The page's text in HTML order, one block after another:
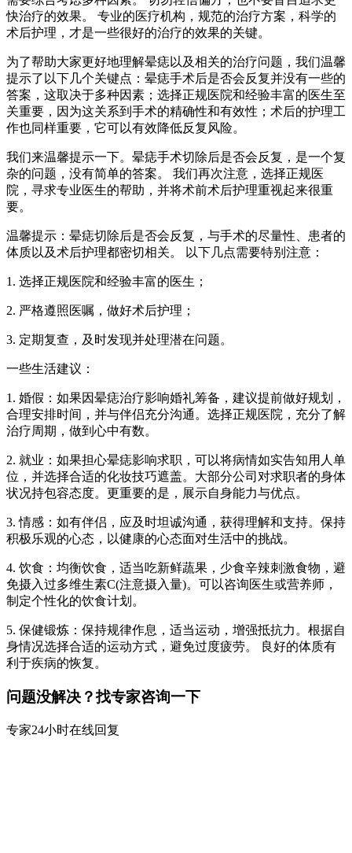
快治疗的效果。 专业的医疗机构，规范的治疗方案，科学的
术后护理，才是一些很好的治疗的效果的关键。
为了帮助大家更好地理解晕痣以及相关的治疗问题，我们温馨
提示了以下几个关键点：晕痣手术后是否会反复并没有一些的
答案，这取决于多种因素；选择正规医院和经验丰富的医生至
关重要，因为这关系到手术的精确性和有效性；术后的护理工
作也同样重要，它可以有效降低反复风险。
我们来温馨提示一下。晕痣手术切除后是否会反复，是一个复
杂的问题，没有简单的答案。 我们再次注意，选择正规医
院，寻求专业医生的帮助，并将术前术后护理重视起来很重
要。
温馨提示：晕痣切除后是否会反复，与手术的尽量性、患者的
体质以及术后护理都密切相关。 以下几点需要特别注意：
1. 选择正规医院和经验丰富的医生；
2. 严格遵照医嘱，做好术后护理；
3. 定期复查，及时发现并处理潜在问题。
一些生活建议：
1. 婚假：如果因晕痣治疗影响婚礼筹备，建议提前做好规划，
合理安排时间，并与伴侣充分沟通。选择正规医院，充分了解
治疗周期，做到心中有数。
2. 就业：如果担心晕痣影响求职，可以将病情如实告知用人单
位，并选择合适的化妆技巧遮盖。大部分公司对求职者的身体
状况持包容态度。更重要的是，展示自身能力与优点。
3. 情感：如有伴侣，应及时坦诚沟通，获得理解和支持。保持
积极乐观的心态，以健康的心态面对生活中的挑战。
4. 饮食：均衡饮食，适当吃新鲜蔬果，少食辛辣刺激食物，避
免摄入过多维生素C(注意摄入量)。可以咨询医生或营养师，
制定个性化的饮食计划。
5. 保健锻炼：保持规律作息，适当运动，增强抵抗力。根据自
身情况选择合适的运动方式，避免过度疲劳。 良好的体质有
利于疾病的恢复。
问题没解决？找专家咨询一下
专家24小时在线回复